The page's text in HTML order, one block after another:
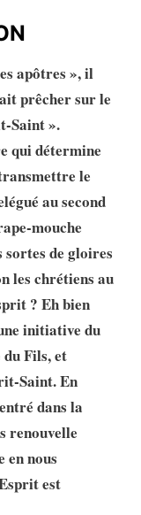
apôtres », il
prêcher sur le
Saint ».
qui détermine
le
au second
mouche
sortes de gloires
les chrétiens au
? Eh bien
initiative du
Fils, et
Saint. En
dans la
renouvelle
en nous
est